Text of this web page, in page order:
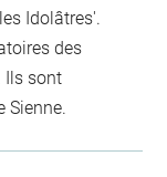
Idolâtres'.
des
Ils sont
Sienne.